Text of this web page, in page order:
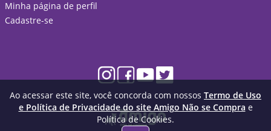
Ao acessar este site, você concorda com nossos Termo de Uso
e Política de Privacidade do site Amigo Não se Compra e
Política de Cookies.
Minha página de perfil
Cadastre-se